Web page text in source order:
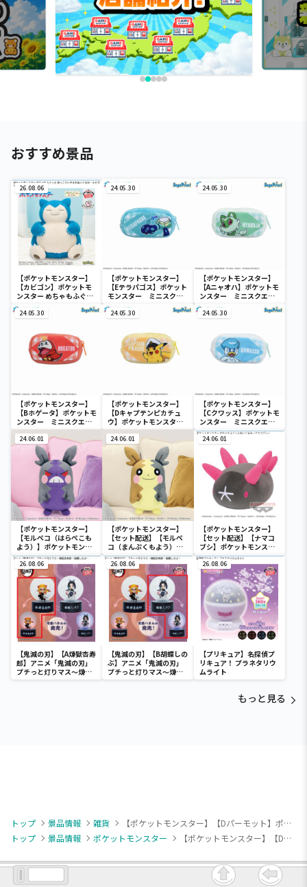
おすすめ景品
26.08.06
【ポケットモンスター】
【カビゴン】ポケットモ
ンスター めちゃもふぐっ
と ほっこりいやされぬい
ぐるみ～カビゴン～
24.05.30
【ポケットモンスター】
【Eテラパゴス】ポケット
モンスター ミニスクエ
アポーチ
24.05.30
【ポケットモンスター】
【Aニャオハ】ポケットモ
ンスター ミニスクエア
ポーチ
24.05.30
【ポケットモンスター】
【Bホゲータ】ポケットモ
ンスター ミニスクエア
ポーチ
24.05.30
【ポケットモンスター】
【Dキャプテンピカチュ
ウ】ポケットモンスタ
ー ミニスクエアポーチ
24.05.30
【ポケットモンスター】
【Cクワッス】ポケットモ
ンスター ミニスクエア
ポーチ
24.06.01
【ポケットモンスター】
【モルペコ（はらぺこも
よう）】ポケットモンス
ター めちゃもふぐっとぬ
いぐるみ～モルペコ（は
らぺこもよう）～
24.06.01
【ポケットモンスター】
【セット配送】【モルペ
コ（まんぷくもよう）】
ポケットモンスター めち
ゃもふぐっとぬいぐるみ
～モルペコ（まんぷくも
よう）～
24.06.01
【ポケットモンスター】
【セット配送】【ナマコ
ブシ】ポケットモンスタ
ー めちゃもふぐっとぬい
ぐるみ～ナマコブシ～
26.08.06
【鬼滅の刃】【A煉獄杏寿
郎】アニメ「鬼滅の刃」
プチっと灯りマス～煉獄
杏寿郎・胡蝶しのぶ～
26.08.06
【鬼滅の刃】【B胡蝶しの
ぶ】アニメ「鬼滅の刃」
プチっと灯りマス～煉獄
杏寿郎・胡蝶しのぶ～
26.08.06
【プリキュア】名探偵プ
リキュア！ プラネタリウ
ムライト
もっと見る
トップ 景品情報 雑貨
【ポケットモンスター】【Dパーモット】ポケットモンスター [PtZ]カラフルショルダーバッグ
トップ
景品情報 ポケットモンスター 【ポケットモンスター】【Dパーモット】ポケットモンスター [PtZ]カラフルショルダーバッグ